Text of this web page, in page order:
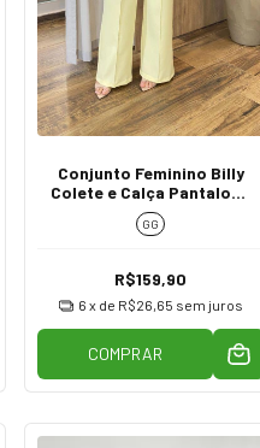
Conjunto Feminino Billy
Colete e Calça Pantalona
Amarelo
GG
R$159,90
6 x de R$26,65 sem juros
COMPRAR